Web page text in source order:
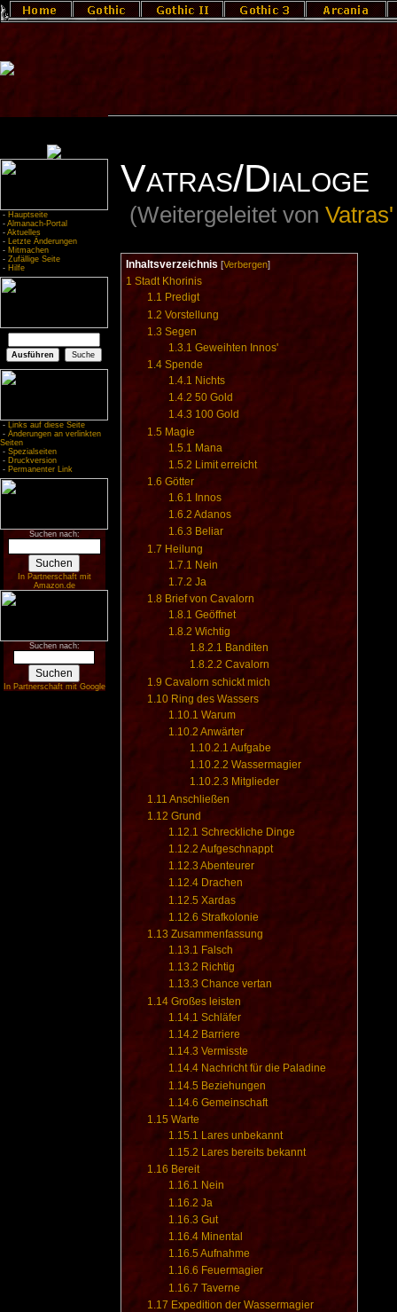
- Hauptseite
- Almanach-Portal
- Aktuelles
- Letzte Änderungen
- Mitmachen
- Zufällige Seite
- Hilfe
- Links auf diese Seite
- Änderungen an verlinkten
Seiten
- Spezialseiten
- Druckversion
- Permanenter Link
Suchen nach:
In Partnerschaft mit
Amazon.de
Suchen nach:
In Partnerschaft mit Google
Vatras/Dialoge
(Weitergeleitet von
Inhaltsverzeichnis [Verbergen]
1 Stadt Khorinis
1.1 Predigt
1.2 Vorstellung
1.3 Segen
1.3.1 Geweihten Innos'
1.4 Spende
1.4.1 Nichts
1.4.2 50 Gold
1.4.3 100 Gold
1.5 Magie
1.5.1 Mana
1.5.2 Limit erreicht
1.6 Götter
1.6.1 Innos
1.6.2 Adanos
1.6.3 Beliar
1.7 Heilung
1.7.1 Nein
1.7.2 Ja
1.8 Brief von Cavalorn
1.8.1 Geöffnet
1.8.2 Wichtig
1.8.2.1 Banditen
1.8.2.2 Cavalorn
1.9 Cavalorn schickt mich
1.10 Ring des Wassers
1.10.1 Warum
1.10.2 Anwärter
1.10.2.1 Aufgabe
1.10.2.2 Wassermagier
1.10.2.3 Mitglieder
1.11 Anschließen
1.12 Grund
1.12.1 Schreckliche Dinge
1.12.2 Aufgeschnappt
1.12.3 Abenteurer
1.12.4 Drachen
1.12.5 Xardas
1.12.6 Strafkolonie
1.13 Zusammenfassung
1.13.1 Falsch
1.13.2 Richtig
1.13.3 Chance vertan
1.14 Großes leisten
1.14.1 Schläfer
1.14.2 Barriere
1.14.3 Vermisste
1.14.4 Nachricht für die Paladine
1.14.5 Beziehungen
1.14.6 Gemeinschaft
1.15 Warte
1.15.1 Lares unbekannt
1.15.2 Lares bereits bekannt
1.16 Bereit
1.16.1 Nein
1.16.2 Ja
1.16.3 Gut
1.16.4 Minental
1.16.5 Aufnahme
1.16.6 Feuermagier
1.16.7 Taverne
1.17 Expedition der Wassermagier